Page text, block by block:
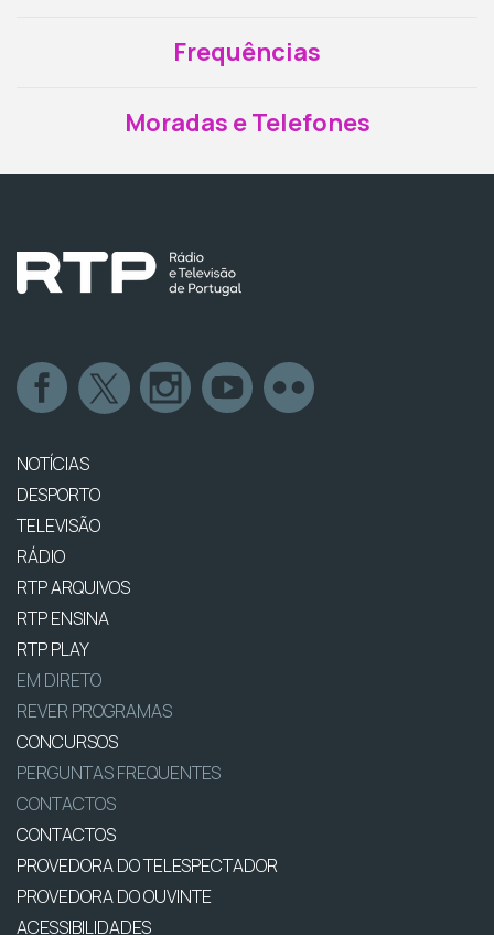
Frequências
Moradas e Telefones
NOTÍCIAS
DESPORTO
TELEVISÃO
RÁDIO
RTP ARQUIVOS
RTP ENSINA
RTP PLAY
EM DIRETO
REVER PROGRAMAS
CONCURSOS
PERGUNTAS FREQUENTES
CONTACTOS
CONTACTOS
PROVEDORA DO TELESPECTADOR
PROVEDORA DO OUVINTE
ACESSIBILIDADES